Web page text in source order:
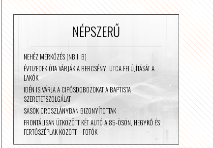
NÉPSZERŰ
NEHÉZ MÉRKŐZÉS (NB I. B)
ÉVTIZEDEK ÓTA VÁRJÁK A BERCSÉNYI UTCA FELÚJÍTÁSÁT A
LAKÓK
IDÉN IS VÁRJA A CIPŐSDOBOZOKAT A BAPTISTA
SZERETETSZOLGÁLAT
SASOK OROSZLÁNYBAN BIZONYÍTOTTAK
FRONTÁLISAN ÜTKÖZÖTT KÉT AUTÓ A 85-ÖSÖN, HEGYKŐ ÉS
FERTŐSZÉPLAK KÖZÖTT – FOTÓK